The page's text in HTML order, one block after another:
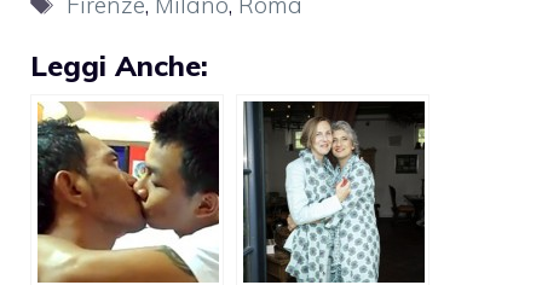
Leggi Anche: